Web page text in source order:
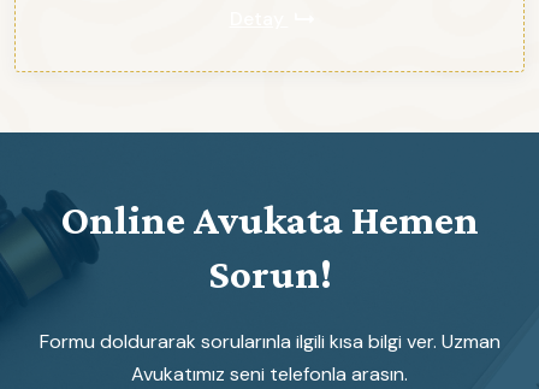
Online Avukata Hemen
Sorun!
Formu doldurarak sorularınla ilgili kısa bilgi ver. Uzman
Avukatımız seni telefonla arasın.